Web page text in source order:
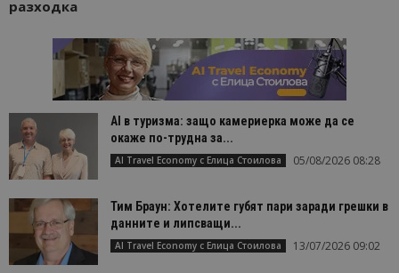
разходка
AI в туризма: защо камериерка може да се
окаже по-трудна за...
AI Travel Economy с Елица Стоилова 05/08/2026 08:28
Тим Браун: Хотелите губят пари заради грешки в
данните и липсващи...
AI Travel Economy с Елица Стоилова 13/07/2026 09:02